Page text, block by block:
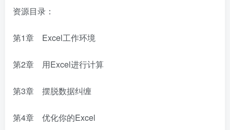
资源目录：
第1章 Excel工作环境
第2章 用Excel进行计算
第3章 摆脱数据纠缠
第4章 优化你的Excel